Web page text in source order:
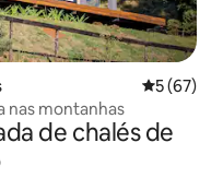
5 de uma
5 (67)
nas montanhas
de chalés de